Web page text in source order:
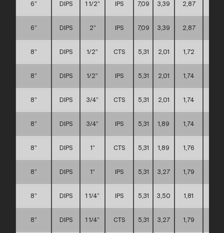
6” DIPS 1 1/2” IPS 7,09 3,39 2,87
6” DIPS 2” IPS 7,09 3,39 2,87
8” DIPS 1/2” CTS 5,31 2,01 1,72
8” DIPS 1/2” IPS 5,31 2,01 1,74
8” DIPS 3/4” CTS 5,31 2,01 1,74
8” DIPS 3/4” IPS 5,31 1,89 1,74
8” DIPS 1” CTS 5,31 1,89 1,76
8” DIPS 1” IPS 5,31 3,27 1,79
8” DIPS 1 1/4” IPS 5,31 3,50 1,81
8” DIPS 1 1/4” CTS 5,31 3,27 1,79